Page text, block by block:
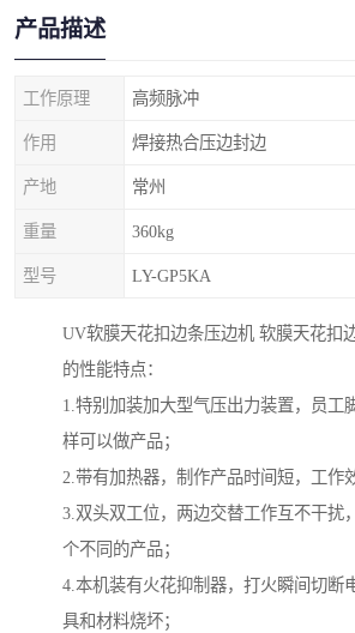
产品描述
工作原理 高频脉冲
作用 焊接热合压边封边
产地 常州
重量 360kg
型号 LY-GP5KA
UV软膜天花扣边条压边机 软膜天花扣
的性能特点：
1.特别加装加大型气压出力装置，员工
样可以做产品；
2.带有加热器，制作产品时间短，工作
3.双头双工位，两边交替工作互不干扰
个不同的产品；
4.本机装有火花抑制器，打火瞬间切断
具和材料烧坏；